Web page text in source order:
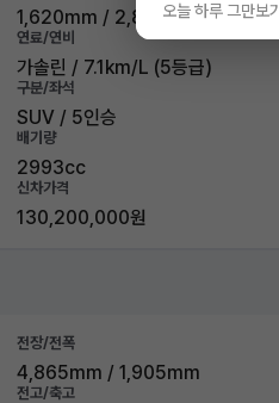
1,620mm / 2,865mm
연료/연비
가솔린 / 7.1km/L (5등급)
구분/좌석
SUV / 5인승
배기량
2993cc
신차가격
130,200,000원
전장/전폭
4,865mm / 1,905mm
전고/축고
오늘 하루 그만보기